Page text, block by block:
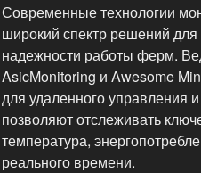
Современные технологии
широкий спектр решений
надежности работы ферм.
AsicMonitoring и Awesome
для удаленного управления
позволяют отслеживать
температура,
реального времени.